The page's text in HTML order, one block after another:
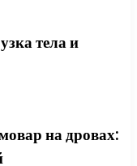
тела и
на дровах: